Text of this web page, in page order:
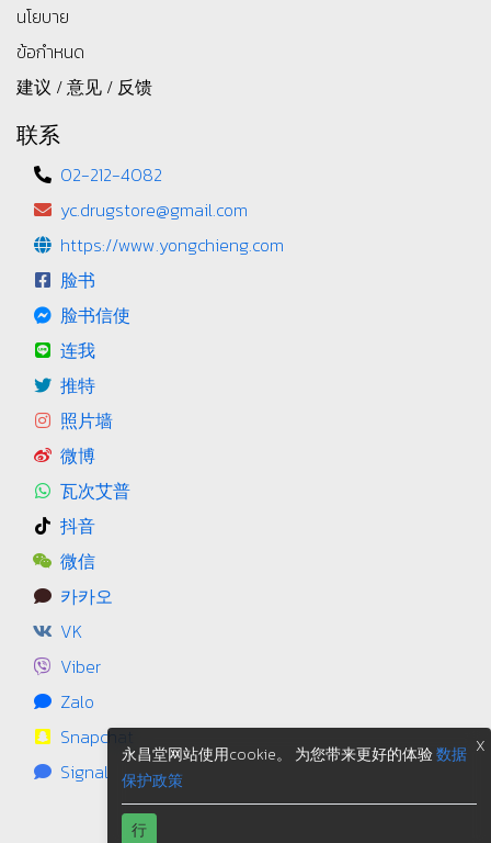
นโยบาย
ข้อกำหนด
建议 / 意见 / 反馈
联系
02-212-4082
yc.drugstore@gmail.com
https://www.yongchieng.com
脸书
脸书信使
连我
推特
照片墙
微博
瓦次艾普
抖音
微信
카카오
VK
Viber
Zalo
Snapchat
Signal
X
永昌堂网站使用cookie。 为您带来更好的体验数据
保护政策
行